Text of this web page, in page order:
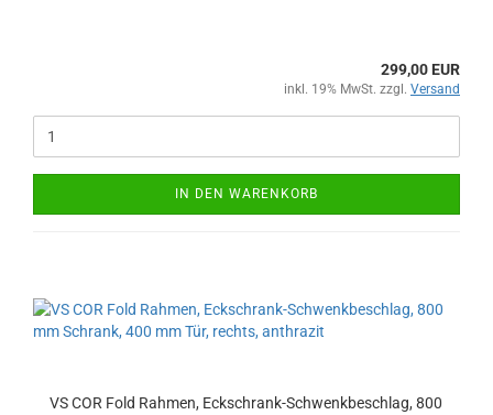
299,00 EUR
inkl. 19% MwSt. zzgl. Versand
IN DEN WARENKORB
VS COR Fold Rahmen, Eckschrank-Schwenkbeschlag, 800